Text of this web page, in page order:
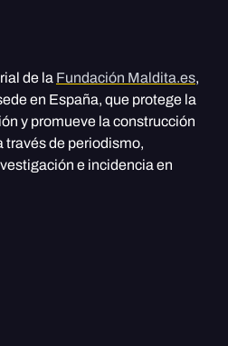
de la Fundación Maldita.es,
en España, que protege la
y promueve la construcción
través de periodismo,
e incidencia en